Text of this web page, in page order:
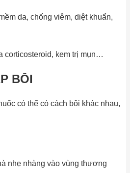
da, chống viêm, diệt khuẩn,
corticosteroid, kem trị mụn…
BÔI
có thể có cách bôi khác nhau,
nhẹ nhàng vào vùng thương